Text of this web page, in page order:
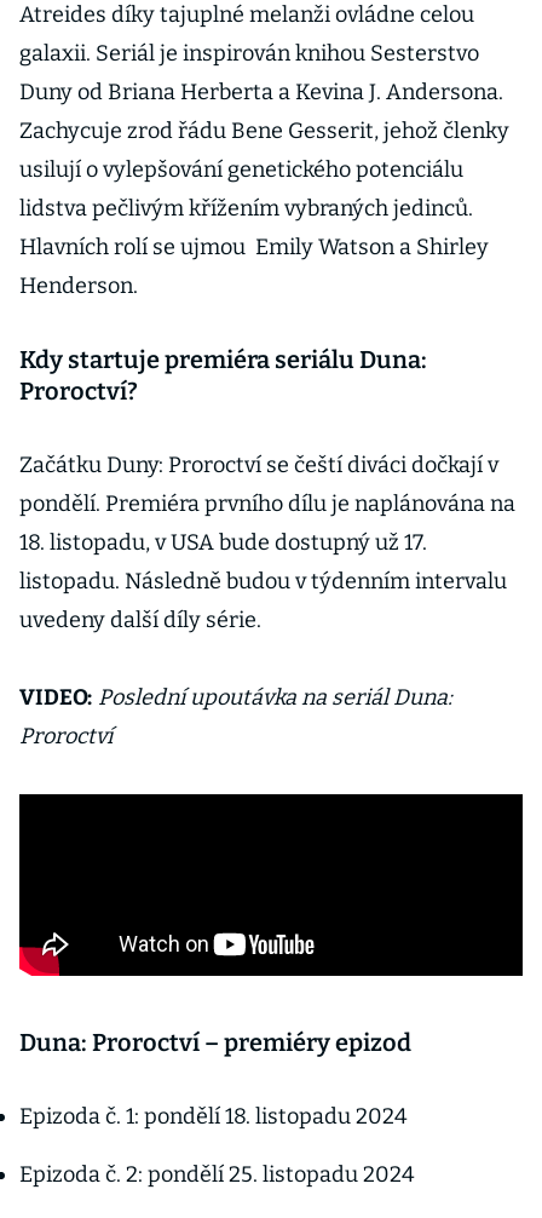
Atreides díky tajuplné melanži ovládne celou
galaxii. Seriál je inspirován knihou Sesterstvo
Duny od Briana Herberta a Kevina J. Andersona.
Zachycuje zrod řádu Bene Gesserit, jehož členky
usilují o vylepšování genetického potenciálu
lidstva pečlivým křížením vybraných jedinců.
Hlavních rolí se ujmou Emily Watson a Shirley
Henderson.
Kdy startuje premiéra seriálu Duna:
Proroctví?
Začátku Duny: Proroctví se čeští diváci dočkají v
pondělí. Premiéra prvního dílu je naplánována na
18. listopadu, v USA bude dostupný už 17.
listopadu. Následně budou v týdenním intervalu
uvedeny další díly série.
VIDEO: Poslední upoutávka na seriál Duna:
Proroctví
Duna: Proroctví – premiéry epizod
Epizoda č. 1: pondělí 18. listopadu 2024
Epizoda č. 2: pondělí 25. listopadu 2024